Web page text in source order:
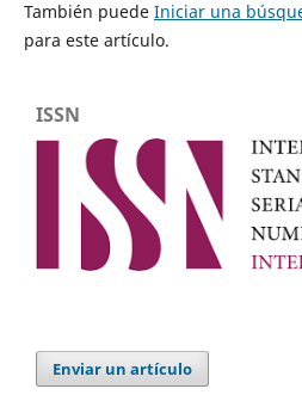
También puede Iniciar una
para este artículo.
ISSN
Enviar un artículo